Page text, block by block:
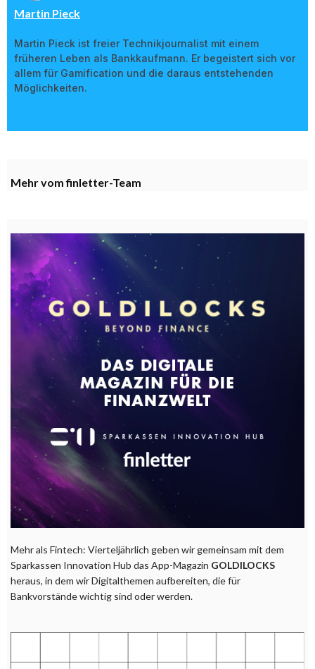
Martin Pieck
Martin Pieck ist freier Technikjournalist mit einem
früheren Leben als Bankkaufmann. Er begeistert sich vor
allem für Gamification und die daraus entstehenden
Möglichkeiten.
Mehr vom finletter-Team
Mehr als Fintech: Vierteljährlich geben wir gemeinsam mit dem
Sparkassen Innovation Hub das App-Magazin GOLDILOCKS
heraus, in dem wir Digitalthemen aufbereiten, die für
Bankvorstände wichtig sind oder werden.